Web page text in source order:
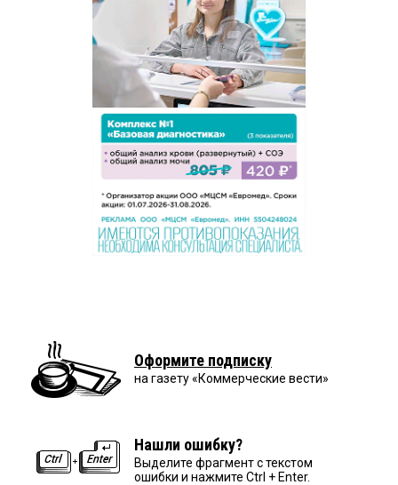
Оформите подписку
на газету «Коммерческие вести»
Нашли ошибку?
Выделите фрагмент с текстом
ошибки и нажмите Ctrl + Enter.